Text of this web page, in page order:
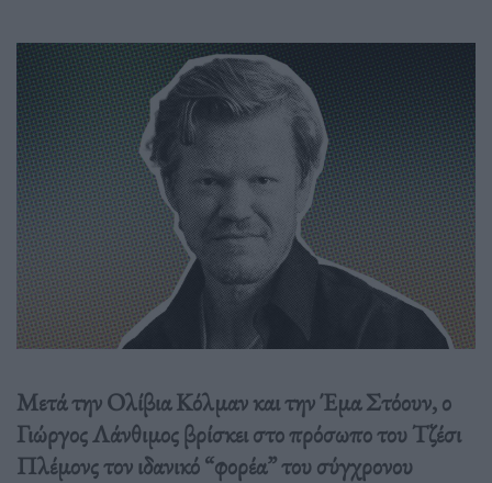
Μετά την Ολίβια Κόλμαν και την Έμα Στόουν, ο
Γιώργος Λάνθιμος βρίσκει στο πρόσωπο του Τζέσι
Πλέμονς τον ιδανικό “φορέα” του σύγχρονου